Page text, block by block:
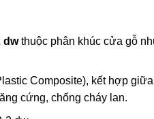
dwthuộc phân khúc cửa gỗ
Composite), kết hợp
cứng, chống cháy lan.